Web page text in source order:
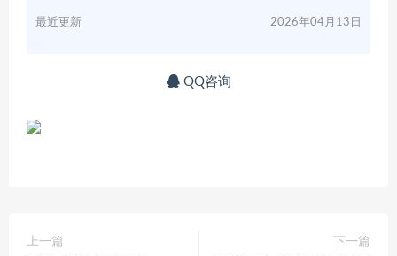
最近更新 2026年04月13日
QQ咨询
上一篇
下一篇